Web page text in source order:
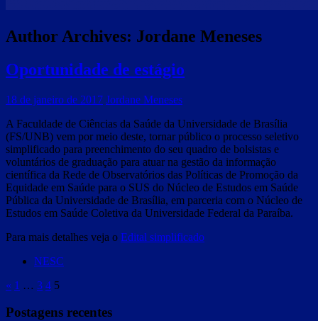
Author Archives: Jordane Meneses
Oportunidade de estágio
18 de janeiro de 2017 Jordane Meneses
A Faculdade de Ciências da Saúde da Universidade de Brasília
(FS/UNB) vem por meio deste, tornar público o processo seletivo
simplificado para preenchimento do seu quadro de bolsistas e
voluntários de graduação para atuar na gestão da informação
científica da Rede de Observatórios das Políticas de Promoção da
Equidade em Saúde para o SUS do Núcleo de Estudos em Saúde
Pública da Universidade de Brasília, em parceria com o Núcleo de
Estudos em Saúde Coletiva da Universidade Federal da Paraíba.
Para mais detalhes veja o Edital simplificado
NESC
« 1 … 3 4 5
Postagens recentes